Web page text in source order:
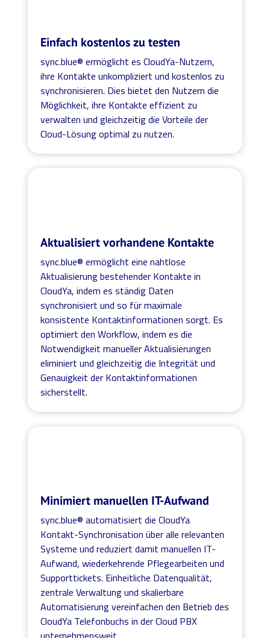
Einfach kostenlos zu testen
sync.blue® ermöglicht es CloudYa-Nutzern,
ihre Kontakte unkompliziert und kostenlos zu
synchronisieren. Dies bietet den Nutzern die
Möglichkeit, ihre Kontakte effizient zu
verwalten und gleichzeitig die Vorteile der
Cloud-Lösung optimal zu nutzen.
Aktualisiert vorhandene Kontakte
sync.blue® ermöglicht eine nahtlose
Aktualisierung bestehender Kontakte in
CloudYa, indem es ständig Daten
synchronisiert und so für maximale
konsistente Kontaktinformationen sorgt. Es
optimiert den Workflow, indem es die
Notwendigkeit manueller Aktualisierungen
eliminiert und gleichzeitig die Integrität und
Genauigkeit der Kontaktinformationen
sicherstellt.
Minimiert manuellen IT-Aufwand
sync.blue® automatisiert die CloudYa
Kontakt-Synchronisation über alle relevanten
Systeme und reduziert damit manuellen IT-
Aufwand, wiederkehrende Pflegearbeiten und
Supporttickets. Einheitliche Datenqualität,
zentrale Verwaltung und skalierbare
Automatisierung vereinfachen den Betrieb des
CloudYa Telefonbuchs in der Cloud PBX